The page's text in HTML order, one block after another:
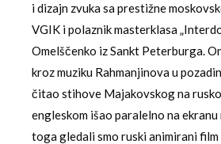
i dizajn zvuka sa prestižne
VGIK i polaznik masterklasa
Omelščenko iz Sankt Peterburga.
kroz muziku Rahmanjinova u
čitao stihove Majakovskog na
engleskom išao paralelno na
toga gledali smo ruski animirani film